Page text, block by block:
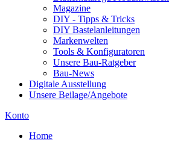
Magazine
DIY - Tipps & Tricks
DIY Bastelanleitungen
Markenwelten
Tools & Konfiguratoren
Unsere Bau-Ratgeber
Bau-News
Digitale Ausstellung
Unsere Beilage/Angebote
Konto
Home